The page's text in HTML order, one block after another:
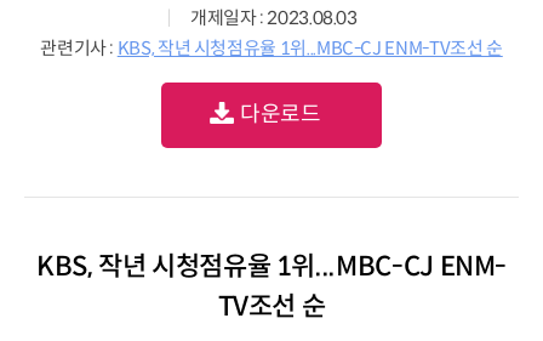
개제일자 : 2023.08.03
관련기사 : KBS, 작년 시청점유율 1위...MBC-CJ ENM-TV조선 순
다운로드
KBS, 작년 시청점유율 1위...MBC-CJ ENM-
TV조선 순